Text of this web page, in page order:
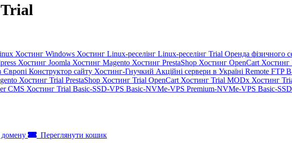
Trial
Хостинг Windows Хостинг Linux-реселінг Linux-реселінг Trial Оренда фізичного
Хостинг Joomla Хостинг Magento Хостинг PrestaShop Хостинг OpenCart Хостинг
Європі Конструктор сайту Хостинг-Гнучкий Акційні сервери в Україні Remote FTP
Хостинг Trial PrestaShop Хостинг Trial OpenCart Хостинг Trial MODx Хостинг
CMS Хостинг Trial Basic-SSD-VPS Basic-NVMe-VPS Premium-NVMe-VPS Basic-
домену
Переглянути кошик